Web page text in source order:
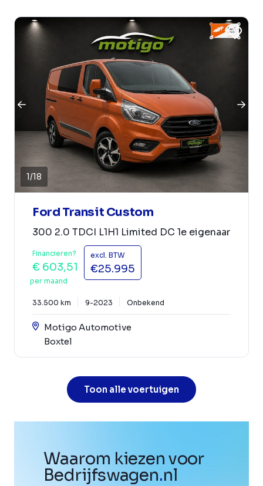
1/18
Ford Transit Custom
300 2.0 TDCI L1H1 Limited DC 1e eigenaar
Financieren?
€ 603,51
per maand
excl. BTW
€25.995
33.500 km 9-2023 Onbekend
Motigo Automotive
Boxtel
Toon alle voertuigen
Waarom kiezen voor
Bedrijfswagen.nl